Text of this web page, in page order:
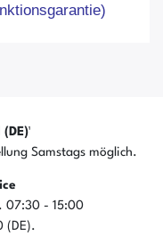
Samstags möglich.
07:30 - 15:00
(DE).